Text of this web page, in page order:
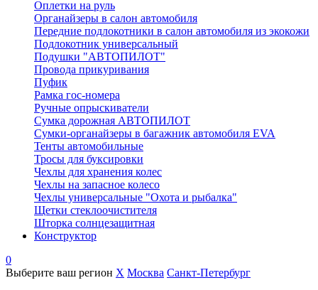
Оплетки на руль
Органайзеры в салон автомобиля
Передние подлокотники в салон автомобиля из экокожи
Подлокотник универсальный
Подушки "АВТОПИЛОТ"
Провода прикуривания
Пуфик
Рамка гос-номера
Ручные опрыскиватели
Сумка дорожная АВТОПИЛОТ
Сумки-органайзеры в багажник автомобиля EVA
Тенты автомобильные
Тросы для буксировки
Чехлы для хранения колес
Чехлы на запасное колесо
Чехлы универсальные "Охота и рыбалка"
Щетки стеклоочистителя
Шторка солнцезащитная
Конструктор
0
Выберите ваш регион X Москва Санкт-Петербург